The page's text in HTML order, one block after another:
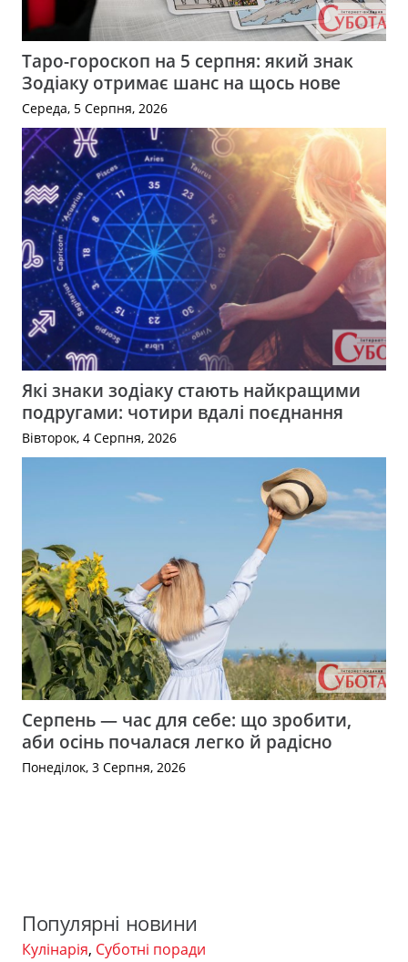
Таро-гороскоп на 5 серпня: який знак
Зодіаку отримає шанс на щось нове
Середа, 5 Серпня, 2026
Які знаки зодіаку стають найкращими
подругами: чотири вдалі поєднання
Вівторок, 4 Серпня, 2026
Серпень — час для себе: що зробити,
аби осінь почалася легко й радісно
Понеділок, 3 Серпня, 2026
Популярні новини
Кулінарія, Суботні поради